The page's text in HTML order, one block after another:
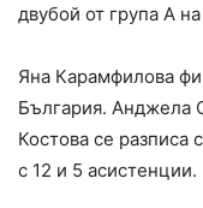
двубой от група А
Яна Карамфилова
България. Анджела
Костова се разписа
с 12 и 5 асистенции.